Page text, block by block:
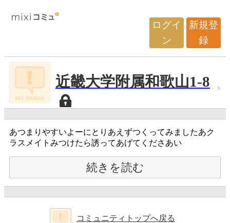
ログイ
ン
新規登
録
近畿大学附属和歌山1-8
あつまりやすいよーにとりあえずつくってみましたあク
ラスメイトみつけたら誘ってあげてくださあい
続きを読む
コミュニティトップへ戻る